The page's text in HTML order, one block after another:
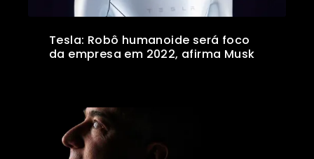
Tesla: Robô humanoide será foco
da empresa em 2022, afirma Musk